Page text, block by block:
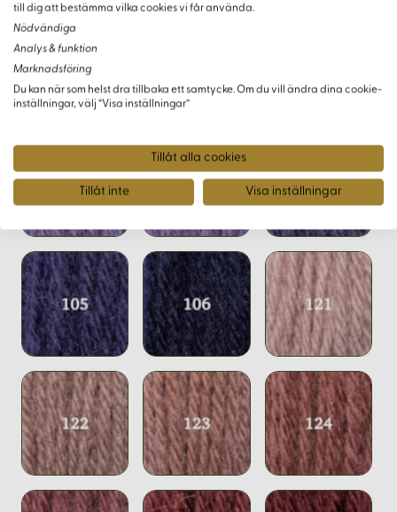
Varianter
till dig att bestämma vilka cookies vi får använda.
Nödvändiga
Analys & funktion
Marknadsföring
Du kan när som helst dra tillbaka ett samtycke. Om du vill ändra dina cookie-
inställningar, välj “Visa inställningar”
Tillåt alla cookies
Tillåt inte Visa inställningar